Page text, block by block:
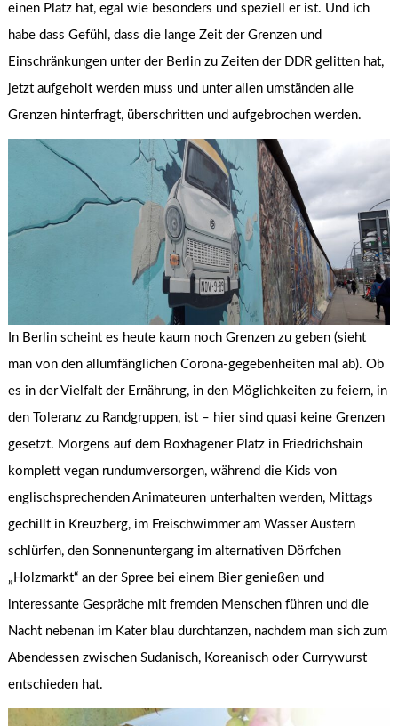
einen Platz hat, egal wie besonders und speziell er ist. Und ich
habe dass Gefühl, dass die lange Zeit der Grenzen und
Einschränkungen unter der Berlin zu Zeiten der DDR gelitten hat,
jetzt aufgeholt werden muss und unter allen umständen alle
Grenzen hinterfragt, überschritten und aufgebrochen werden.
In Berlin scheint es heute kaum noch Grenzen zu geben (sieht
man von den allumfänglichen Corona-gegebenheiten mal ab). Ob
es in der Vielfalt der Ernährung, in den Möglichkeiten zu feiern, in
den Toleranz zu Randgruppen, ist – hier sind quasi keine Grenzen
gesetzt. Morgens auf dem Boxhagener Platz in Friedrichshain
komplett vegan rundumversorgen, während die Kids von
englischsprechenden Animateuren unterhalten werden, Mittags
gechillt in Kreuzberg, im Freischwimmer am Wasser Austern
schlürfen, den Sonnenuntergang im alternativen Dörfchen
„Holzmarkt“ an der Spree bei einem Bier genießen und
interessante Gespräche mit fremden Menschen führen und die
Nacht nebenan im Kater blau durchtanzen, nachdem man sich zum
Abendessen zwischen Sudanisch, Koreanisch oder Currywurst
entschieden hat.